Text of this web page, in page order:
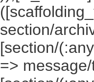
section/
[section/
=>